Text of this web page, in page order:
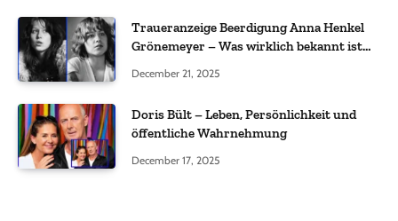
Traueranzeige Beerdigung Anna Henkel
Grönemeyer – Was wirklich bekannt ist
December 21, 2025
Doris Bült – Leben, Persönlichkeit und
öffentliche Wahrnehmung
December 17, 2025